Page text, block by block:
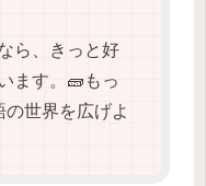
ら、きっと好
ます。🧱もっ
世界を広げよ